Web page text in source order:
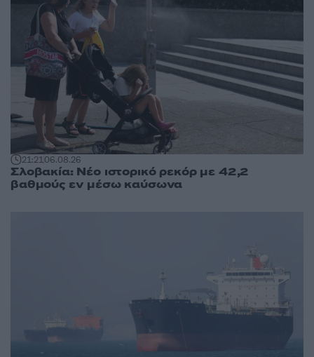
21:2106.08.26
Σλοβακία: Νέο ιστορικό ρεκόρ με 42,2
βαθμούς εν μέσω καύσωνα